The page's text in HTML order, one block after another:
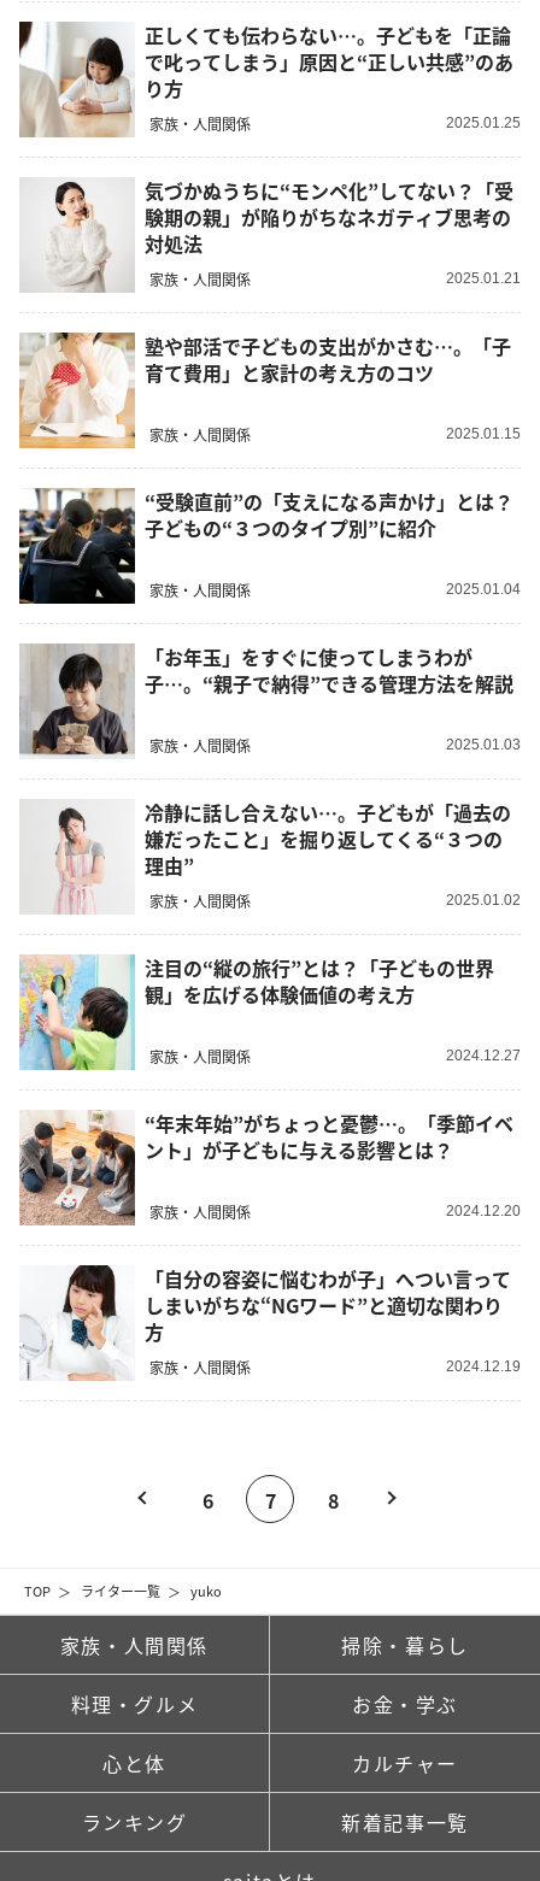
TOP ライター一覧 yuko
正しくても伝わらない…。子どもを「正論
で叱ってしまう」原因と“正しい共感”のあ
り方
家族・人間関係 2025.01.25
気づかぬうちに“モンペ化”してない？「受
験期の親」が陥りがちなネガティブ思考の
対処法
家族・人間関係 2025.01.21
塾や部活で子どもの支出がかさむ…。「子
育て費用」と家計の考え方のコツ
家族・人間関係 2025.01.15
“受験直前”の「支えになる声かけ」とは？
子どもの“３つのタイプ別”に紹介
家族・人間関係 2025.01.04
「お年玉」をすぐに使ってしまうわが
子…。“親子で納得”できる管理方法を解説
家族・人間関係 2025.01.03
冷静に話し合えない…。子どもが「過去の
嫌だったこと」を掘り返してくる“３つの
理由”
家族・人間関係 2025.01.02
注目の“縦の旅行”とは？「子どもの世界
観」を広げる体験価値の考え方
家族・人間関係 2024.12.27
“年末年始”がちょっと憂鬱…。「季節イベ
ント」が子どもに与える影響とは？
家族・人間関係 2024.12.20
「自分の容姿に悩むわが子」へつい言って
しまいがちな“NGワード”と適切な関わり
方
家族・人間関係 2024.12.19
6 7 8
家族・人間関係 掃除・暮らし
料理・グルメ お金・学ぶ
心と体 カルチャー
ランキング 新着記事一覧